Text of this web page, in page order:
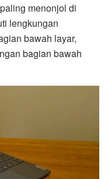
menonjol di
lengkungan
bawah layar,
bagian bawah